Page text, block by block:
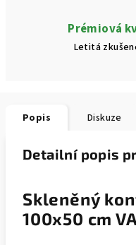
Prémiová
Letitá
Popis Diskuze
Detailní popis
Skleněný
100x50 cm